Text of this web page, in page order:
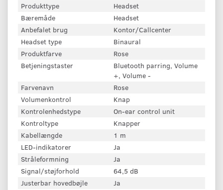
Produkttype
Headset
Bæremåde
Headset
Anbefalet brug
Kontor/Callcenter
Headset type
Binaural
Produktfarve
Rose
Betjeningstaster
Bluetooth parring, Volume
+, Volume -
Farvenavn
Rose
Volumenkontrol
Knap
Kontrolenhedstype
On-ear control unit
Kontroltype
Knapper
Kabellængde
1 m
LED-indikatorer
Ja
Stråleformning
Ja
Signal/støjforhold
64,5 dB
Justerbar hovedbøjle
Ja